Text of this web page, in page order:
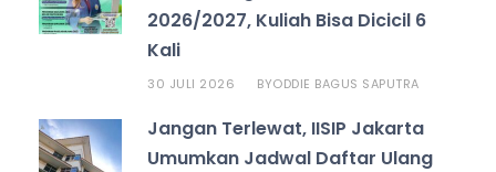
2026/2027, Kuliah Bisa Dicicil 6
Kali
30 JULI 2026 BYODDIE BAGUS SAPUTRA
Jangan Terlewat, IISIP Jakarta
Umumkan Jadwal Daftar Ulang